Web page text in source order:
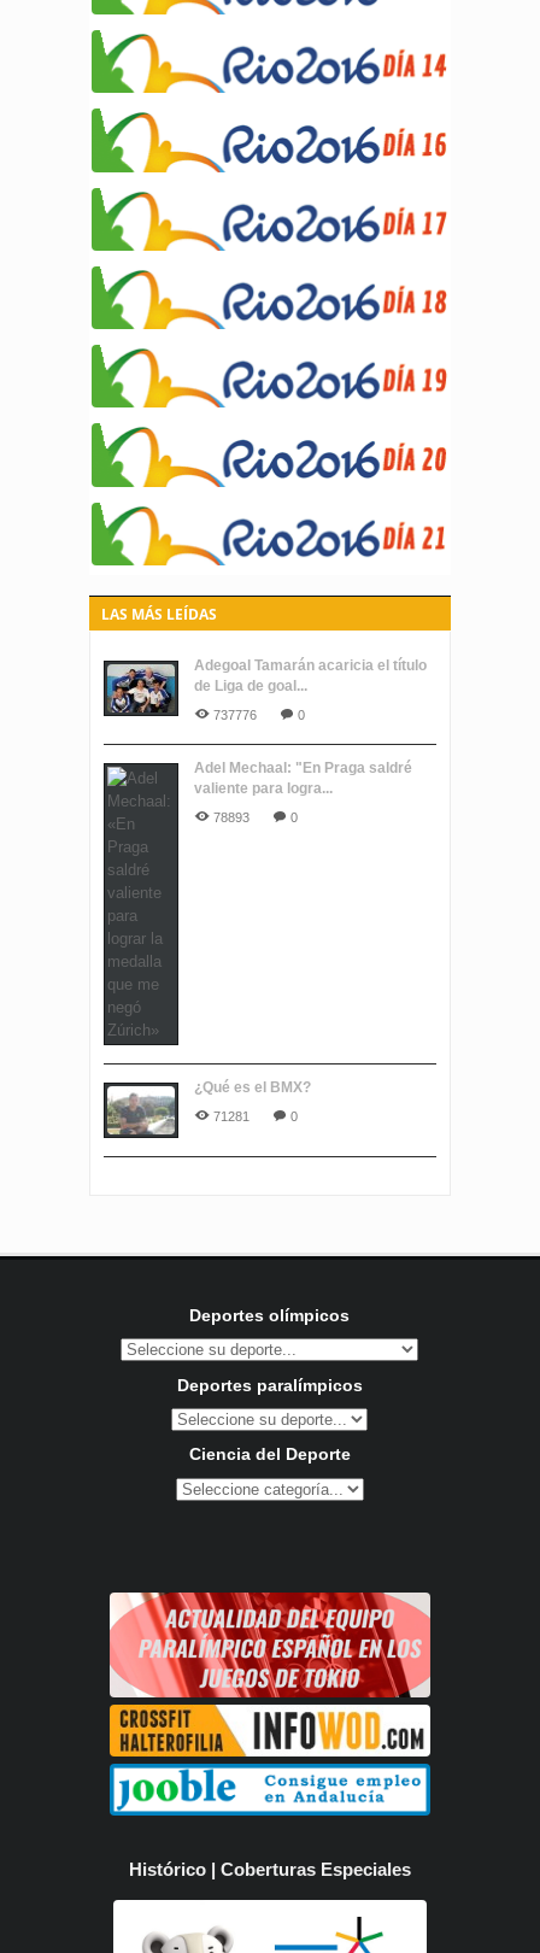
LAS MÁS LEÍDAS
Adegoal Tamarán acaricia el título
de Liga de goal...
737776 0
Adel Mechaal: "En Praga saldré
valiente para logra...
78893 0
¿Qué es el BMX?
71281 0
Deportes olímpicos
Deportes paralímpicos
Ciencia del Deporte
Histórico | Coberturas Especiales